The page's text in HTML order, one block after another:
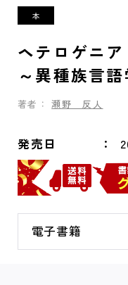
ヘテロゲニ
～異種族言
著者： 瀬野 反人
発売日
電子書籍